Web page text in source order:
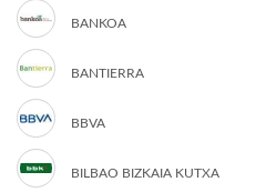
BANKOA
BANTIERRA
BBVA
BILBAO BIZKAIA KUTXA